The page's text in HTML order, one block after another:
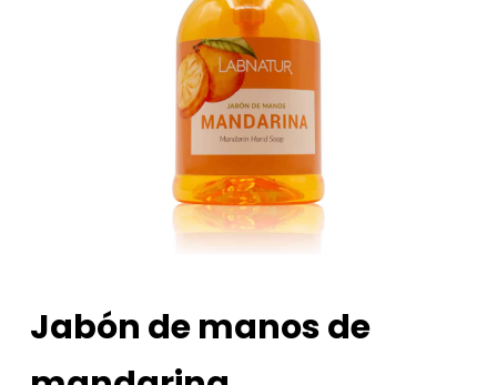
Jabón de manos de